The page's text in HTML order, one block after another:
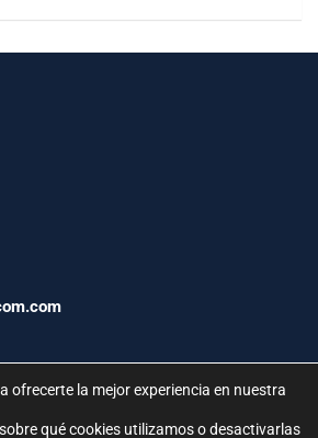
ofrecerte la mejor experiencia en nuestra
qué cookies utilizamos o desactivarlas